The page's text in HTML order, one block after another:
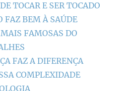
TOCAR E SER TOCADO
FAZ BEM À SAÚDE
FAMOSAS DO
FAZ A DIFERENÇA
COMPLEXIDADE